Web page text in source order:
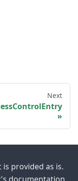
Next
provided as is.